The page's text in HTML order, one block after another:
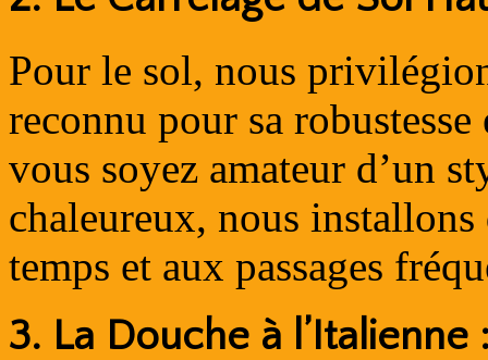
Pour le sol, nous
reconnu pour sa
vous soyez amateur d’un
chaleureux, nous
temps et aux passages
3. La Douche à